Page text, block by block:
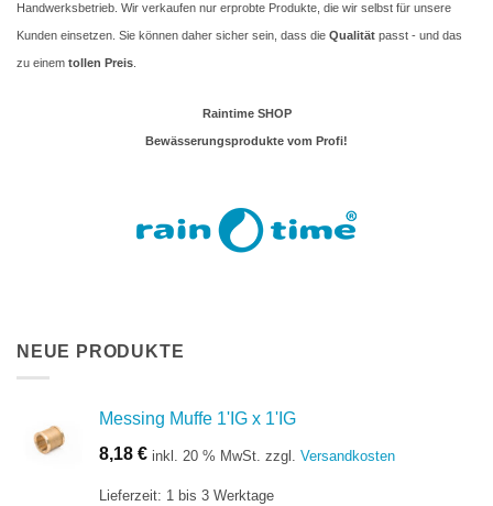
Handwerksbetrieb. Wir verkaufen nur erprobte Produkte, die wir selbst für unsere
Kunden einsetzen. Sie können daher sicher sein, dass die Qualität passt - und das
zu einem tollen Preis
Raintime SHOP
Bewässerungsprodukte vom Profi!
NEUE PRODUKTE
Messing Muffe 1'IG x 1'IG
8,18 € inkl. 20 % MwSt. zzgl. Versandkosten
Lieferzeit: 1 bis 3 Werktage